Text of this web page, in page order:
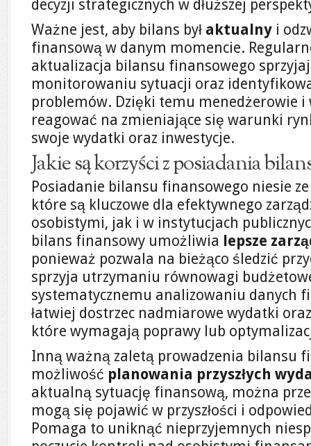
decyzji strategicznych w dłuższej
Ważne jest, aby bilans był aktualny i
finansową w danym momencie.
aktualizacja bilansu finansowego
monitorowaniu sytuacji oraz
problemów. Dzięki temu menedżerowie i
reagować na zmieniające się warunki
swoje wydatki oraz inwestycje.
Jakie są korzyści z posiadania
Posiadanie bilansu finansowego niesie
które są kluczowe dla efektywnego
osobistymi, jak i w instytucjach
bilans finansowy umożliwia lepsze
ponieważ pozwala na bieżąco śledzić
sprzyja utrzymaniu równowagi
systematycznemu analizowaniu danych
łatwiej dostrzec nadmiarowe wydatki
które wymagają poprawy lub
Inną ważną zaletą prowadzenia bilansu
możliwość planowania przyszłych
aktualną sytuację finansową, można
mogą się pojawić w przyszłości i
Pomaga to uniknąć nieprzyjemnych